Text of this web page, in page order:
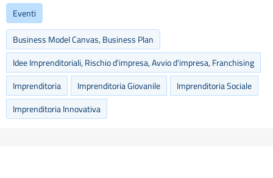
Eventi
Business Model Canvas, Business Plan
Idee Imprenditoriali, Rischio d'impresa, Avvio d'impresa, Franchising
Imprenditoria
Imprenditoria Giovanile
Imprenditoria Sociale
Imprenditoria Innovativa